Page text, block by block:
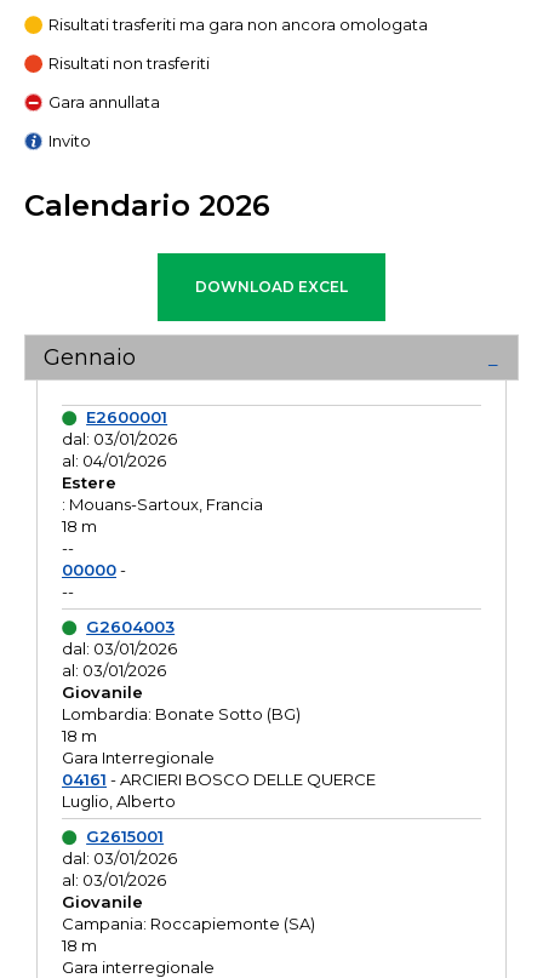
Risultati trasferiti ma gara non ancora omologata
Risultati non trasferiti
Gara annullata
Invito
Calendario 2026
Gennaio
E2600001
dal: 03/01/2026
al: 04/01/2026
Estere
: Mouans-Sartoux, Francia
18 m
--
00000-
--
G2604003
dal: 03/01/2026
al: 03/01/2026
Giovanile
Lombardia: Bonate Sotto (BG)
18 m
Gara Interregionale
04161 - ARCIERI BOSCO DELLE QUERCE
Luglio, Alberto
G2615001
dal: 03/01/2026
al: 03/01/2026
Giovanile
Campania: Roccapiemonte (SA)
18 m
Gara interregionale